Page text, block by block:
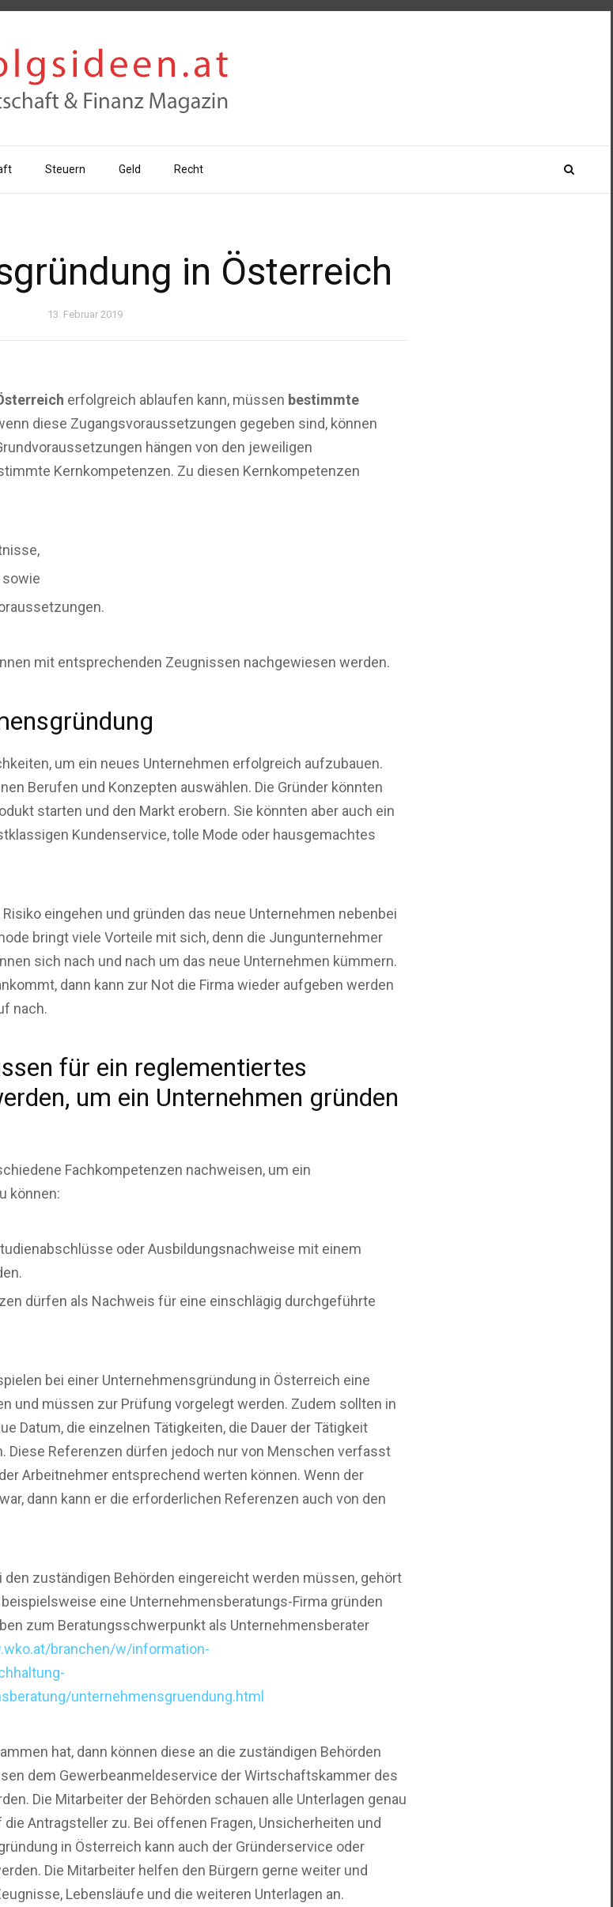
Steuern Geld Recht
in Österreich
13. Februar 2019
erfolgreich ablaufen kann, müssen bestimmte
diese Zugangsvoraussetzungen gegeben sind, können
hängen von den jeweiligen
Kernkompetenzen. Zu diesen Kernkompetenzen
mit entsprechenden Zeugnissen nachgewiesen werden.
um ein neues Unternehmen erfolgreich aufzubauen.
Berufen und Konzepten auswählen. Die Gründer könnten
starten und den Markt erobern. Sie könnten aber auch ein
Kundenservice, tolle Mode oder hausgemachtes
eingehen und gründen das neue Unternehmen nebenbei
bringt viele Vorteile mit sich, denn die Jungunternehmer
sich nach und nach um das neue Unternehmen kümmern.
dann kann zur Not die Firma wieder aufgeben werden
nach.
für ein reglementiertes
um ein Unternehmen gründen
Fachkompetenzen nachweisen, um ein
können:
oder Ausbildungsnachweise mit einem
dürfen als Nachweis für eine einschlägig durchgeführte
bei einer Unternehmensgründung in Österreich eine
und müssen zur Prüfung vorgelegt werden. Zudem sollten in
Datum, die einzelnen Tätigkeiten, die Dauer der Tätigkeit
Diese Referenzen dürfen jedoch nur von Menschen verfasst
Arbeitnehmer entsprechend werten können. Wenn der
dann kann er die erforderlichen Referenzen auch von den
den zuständigen Behörden eingereicht werden müssen, gehört
beispielsweise eine Unternehmensberatungs-Firma gründen
zum Beratungsschwerpunkt als Unternehmensberater
branchen/w/information-
unternehmensgruendung.html
hat, dann können diese an die zuständigen Behörden
dem Gewerbeanmeldeservice der Wirtschaftskammer des
Die Mitarbeiter der Behörden schauen alle Unterlagen genau
Antragsteller zu. Bei offenen Fragen, Unsicherheiten und
in Österreich kann auch der Gründerservice oder
Die Mitarbeiter helfen den Bürgern gerne weiter und
Lebensläufe und die weiteren Unterlagen an.